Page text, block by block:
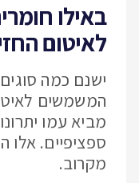
באילו
לאיטום
ישנם כמה
המשמשים
מביא עמו
ספציפיים. אלו
מקרוב.